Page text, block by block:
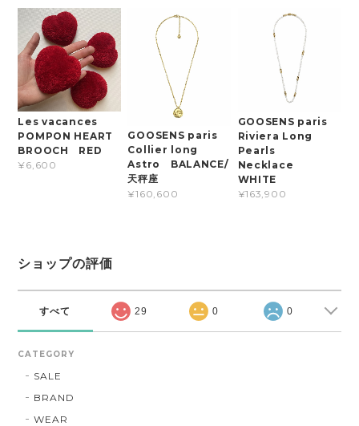
Les vacances
POMPON HEART
BROOCH RED
¥6,600
GOOSENS paris
Collier long
Astro BALANCE/
天秤座
¥160,600
GOOSENS paris
Riviera Long
Pearls
Necklace
WHITE
¥163,900
ショップの評価
すべて 29 0 0
CATEGORY
SALE
BRAND
WEAR